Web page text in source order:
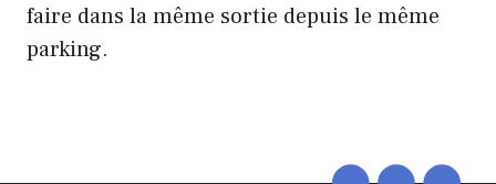
faire dans la même sortie depuis le même
parking.